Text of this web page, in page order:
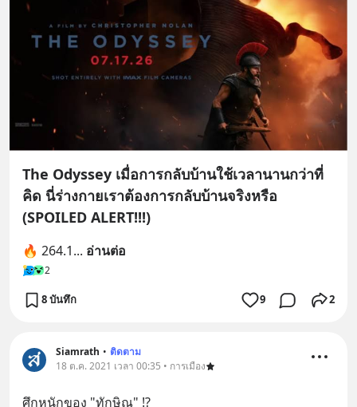
The Odyssey เมื่อการกลับบ้านใช้เวลานานกว่าที่
คิด นี่ร่างกายเราต้องการกลับบ้านจริงหรือ
(SPOILED ALERT!!!)
🔥 264.1... อ่านต่อ
2
8 บันทึก 9 2
Siamrath • ติดตาม
18 ต.ค. 2021 เวลา 00:35 • การเมือง
ศึกหนักของ "ทักษิณ" !?